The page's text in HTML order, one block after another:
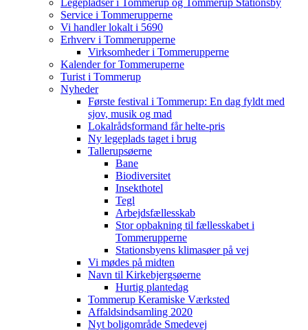
Service i Tommerupperne
Vi handler lokalt i 5690
Erhverv i Tommerupperne
Virksomheder i Tommerupperne
Kalender for Tommeruperne
Turist i Tommerup
Nyheder
Første festival i Tommerup: En dag fyldt med
sjov, musik og mad
Lokalrådsformand får helte-pris
Ny legeplads taget i brug
Tallerupsøerne
Bane
Biodiversitet
Insekthotel
Tegl
Arbejdsfællesskab
Stor opbakning til fællesskabet i
Tommerupperne
Stationsbyens klimasøer på vej
Vi mødes på midten
Navn til Kirkebjergsøerne
Hurtig plantedag
Tommerup Keramiske Værksted
Affaldsindsamling 2020
Nyt boligområde Smedevej